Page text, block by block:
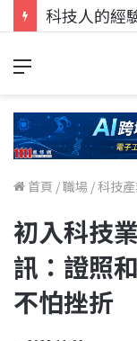
首頁 /職場 /科技
初入科技
訊：證照
不怕挫折